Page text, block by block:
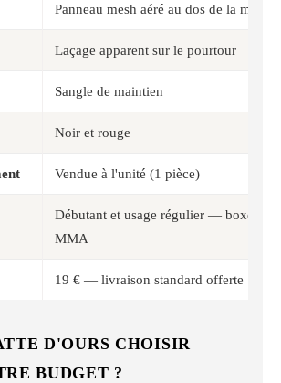
Panneau mesh aéré au dos de la main
Laçage apparent sur le pourtour
Sangle de maintien
Noir et rouge
Vendue à l'unité (1 pièce)
Débutant et usage régulier — boxe
MMA
19 € — livraison standard offerte
D'OURS CHOISIR
BUDGET ?